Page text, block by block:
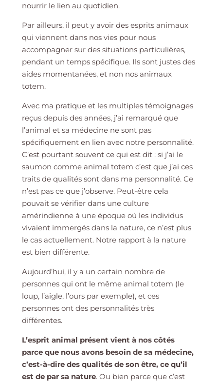
nourrir le lien au quotidien.
Par ailleurs, il peut y avoir des esprits animaux
qui viennent dans nos vies pour nous
accompagner sur des situations particulières,
pendant un temps spécifique. Ils sont justes des
aides momentanées, et non nos animaux
totem.
Avec ma pratique et les multiples témoignages
reçus depuis des années, j’ai remarqué que
l’animal et sa médecine ne sont pas
spécifiquement en lien avec notre personnalité.
C’est pourtant souvent ce qui est dit : si j’ai le
saumon comme animal totem c’est que j’ai ces
traits de qualités sont dans ma personnalité. Ce
n’est pas ce que j’observe. Peut-être cela
pouvait se vérifier dans une culture
amérindienne à une époque où les individus
vivaient immergés dans la nature, ce n’est plus
le cas actuellement. Notre rapport à la nature
est bien différente.
Aujourd’hui, il y a un certain nombre de
personnes qui ont le même animal totem (le
loup, l’aigle, l’ours par exemple), et ces
personnes ont des personnalités très
différentes.
L’esprit animal présent vient à nos côtés
parce que nous avons besoin de sa médecine,
c’est-à-dire des qualités de son être, ce qu’il
est de par sa nature. Ou bien parce que c’est